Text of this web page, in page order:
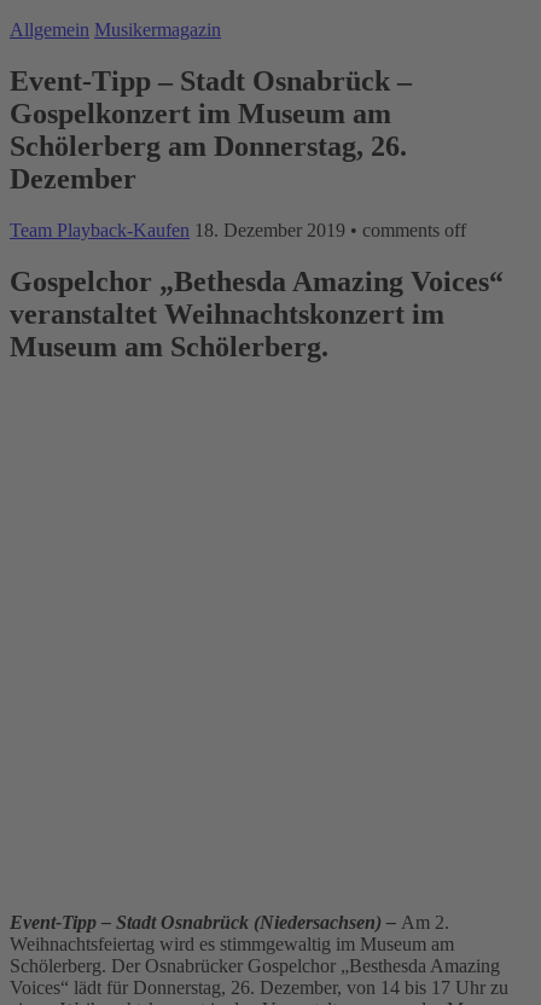
Allgemein Musikermagazin
Event-Tipp – Stadt Osnabrück –
Gospelkonzert im Museum am
Schölerberg am Donnerstag, 26.
Dezember
Team Playback-Kaufen 18. Dezember 2019 • comments off
Gospelchor „Bethesda Amazing Voices“
veranstaltet Weihnachtskonzert im
Museum am Schölerberg.
Event-Tipp – Stadt Osnabrück (Niedersachsen) – Am 2.
Weihnachtsfeiertag wird es stimmgewaltig im Museum am
Schölerberg. Der Osnabrücker Gospelchor „Besthesda Amazing
Voices“ lädt für Donnerstag, 26. Dezember, von 14 bis 17 Uhr zu